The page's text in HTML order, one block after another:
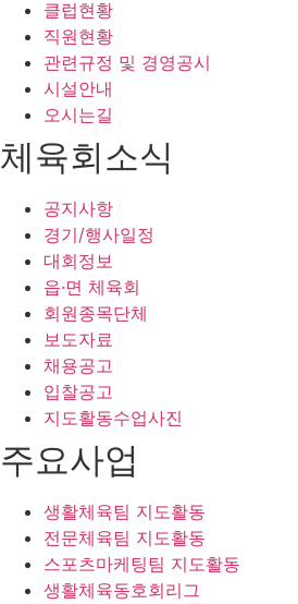
클럽현황
직원현황
관련규정 및 경영공시
시설안내
오시는길
체육회소식
공지사항
경기/행사일정
대회정보
읍·면 체육회
회원종목단체
보도자료
채용공고
입찰공고
지도활동수업사진
주요사업
생활체육팀 지도활동
전문체육팀 지도활동
스포츠마케팅팀 지도활동
생활체육동호회리그